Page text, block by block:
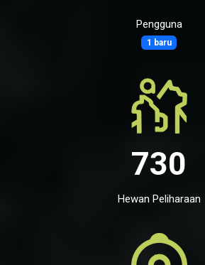
Pengguna
1 baru
730
Hewan Peliharaan